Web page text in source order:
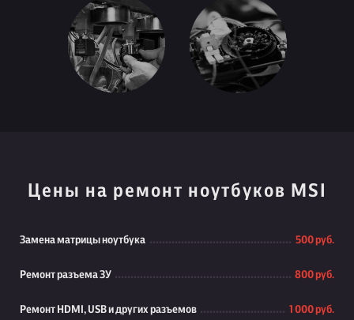
Цены на ремонт ноутбуков MSI
Замена матрицы ноутбука 500 руб.
Ремонт разъема ЗУ 800 руб.
Ремонт HDMI, USB и других разъемов 1 000 руб.